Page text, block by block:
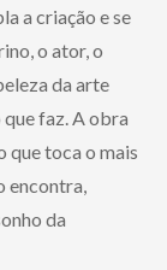
a criação e se
o ator, o
da arte
faz. A obra
que toca o mais
encontra,
da